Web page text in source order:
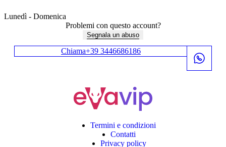
Lunedì - Domenica
Problemi con questo account?
Segnala un abuso
Chiama+39 3446686186
Termini e condizioni
Contatti
Privacy policy